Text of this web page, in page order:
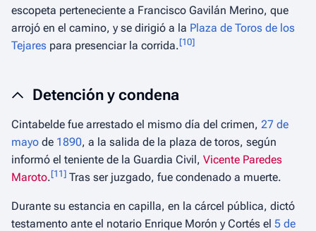
escopeta perteneciente a Francisco Gavilán Merino, que
arrojó en el camino, y se dirigió a la Plaza de Toros de los
Tejares para presenciar la corrida.[10]
Detención y condena
Cintabelde fue arrestado el mismo día del crimen, 27 de
mayo de 1890, a la salida de la plaza de toros, según
informó el teniente de la Guardia Civil, Vicente Paredes
Maroto.[11] Tras ser juzgado, fue condenado a muerte.
Durante su estancia en capilla, en la cárcel pública, dictó
testamento ante el notario Enrique Morón y Cortés el 5 de